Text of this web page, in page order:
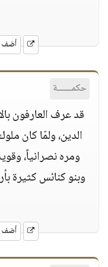
أضف
حكمــــــة
قد عرف العارفون
الدين، ولمّا كان
ومره نصرانياً،
وبنو كنائس كثيرة
أضف